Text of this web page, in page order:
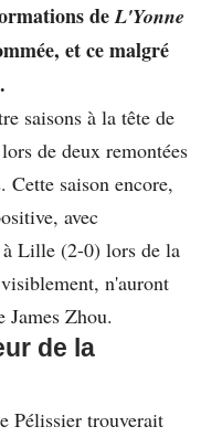
deL'Yonne
et ce malgré
saisons à la tête de
de deux remontées
saison encore,
avec
Lille (2-0) lors de la
n'auront
James Zhou.
de la
Pélissier trouverait